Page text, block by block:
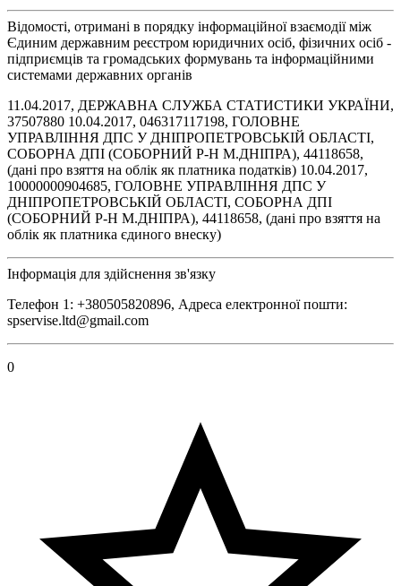
Відомості, отримані в порядку інформаційної взаємодії між
Єдиним державним реєстром юридичних осіб, фізичних осіб -
підприємців та громадських формувань та інформаційними
системами державних органів
11.04.2017, ДЕРЖАВНА СЛУЖБА СТАТИСТИКИ УКРАЇНИ,
37507880 10.04.2017, 046317117198, ГОЛОВНЕ
УПРАВЛІННЯ ДПС У ДНІПРОПЕТРОВСЬКІЙ ОБЛАСТІ,
СОБОРНА ДПІ (СОБОРНИЙ Р-Н М.ДНІПРА), 44118658,
(дані про взяття на облік як платника податків) 10.04.2017,
10000000904685, ГОЛОВНЕ УПРАВЛІННЯ ДПС У
ДНІПРОПЕТРОВСЬКІЙ ОБЛАСТІ, СОБОРНА ДПІ
(СОБОРНИЙ Р-Н М.ДНІПРА), 44118658, (дані про взяття на
облік як платника єдиного внеску)
Інформація для здійснення зв'язку
Телефон 1: +380505820896, Адреса електронної пошти:
spservise.ltd@gmail.com
0